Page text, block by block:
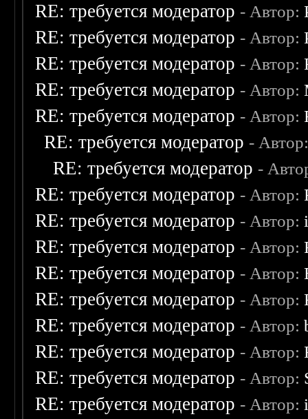
RE: требуется модератор - Автор:
RE: требуется модератор - Автор:
RE: требуется модератор - Автор:
RE: требуется модератор - Автор:
RE: требуется модератор - Автор:
RE: требуется модератор -
RE: требуется модератор -
RE: требуется модератор - Автор:
RE: требуется модератор - Автор:
RE: требуется модератор - Автор:
RE: требуется модератор - Автор:
RE: требуется модератор - Автор:
RE: требуется модератор - Автор:
RE: требуется модератор - Автор:
RE: требуется модератор - Автор:
RE: требуется модератор - Автор: